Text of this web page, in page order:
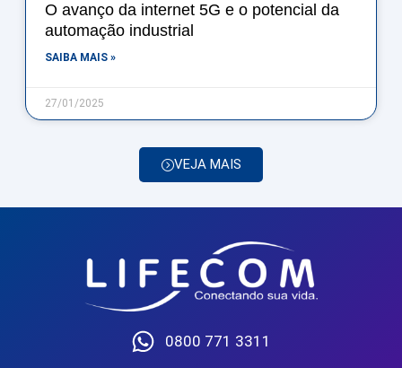
O avanço da internet 5G e o potencial da
automação industrial
SAIBA MAIS »
27/01/2025
VEJA MAIS
0800 771 3311